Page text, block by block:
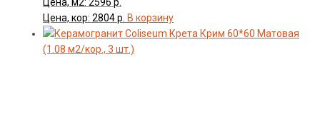
Цена, кор: 2804 р. В корзину